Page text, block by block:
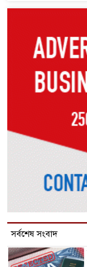
সর্বশেষ সংবাদ